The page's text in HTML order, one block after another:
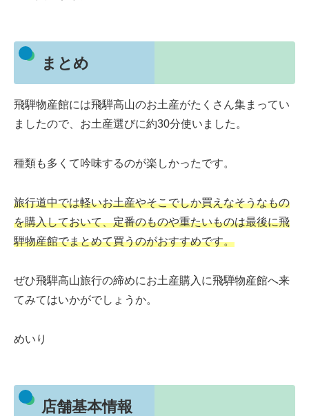
まとめ
飛騨物産館には飛騨高山のお土産がたくさん集まってい
ましたので、お土産選びに約30分使いました。
種類も多くて吟味するのが楽しかったです。
旅行道中では軽いお土産やそこでしか買えなそうなもの
を購入しておいて、定番のものや重たいものは最後に飛
騨物産館でまとめて買うのがおすすめです。
ぜひ飛騨高山旅行の締めにお土産購入に飛騨物産館へ来
てみてはいかがでしょうか。
めいり
店舗基本情報